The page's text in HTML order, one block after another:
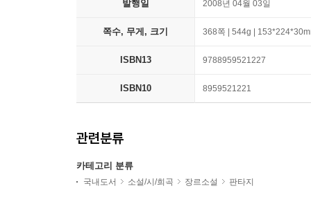
발행일 2008년 04월 03일
쪽수, 무게, 크기 368쪽 | 544g |
ISBN13 9788959521227
ISBN10 8959521221
관련분류
카테고리 분류
국내도서 소설/시/희곡 장르소설 판타지